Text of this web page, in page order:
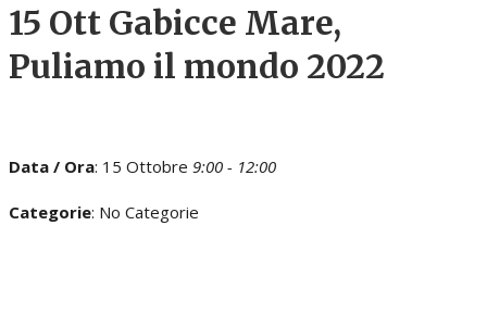
15 Ott Gabicce Mare,
Puliamo il mondo 2022
Data / Ora: 15 Ottobre 9:00 - 12:00
Categorie: No Categorie